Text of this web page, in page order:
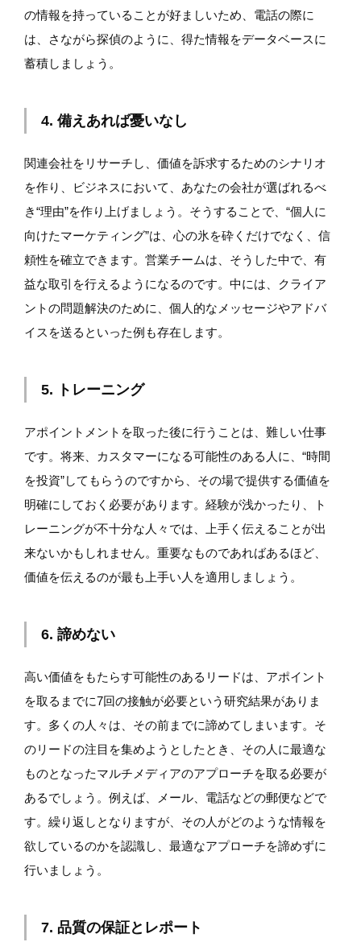
の情報を持っていることが好ましいため、電話の際に
は、さながら探偵のように、得た情報をデータベースに
蓄積しましょう。
4. 備えあれば憂いなし
関連会社をリサーチし、価値を訴求するためのシナリオ
を作り、ビジネスにおいて、あなたの会社が選ばれるべ
き“理由”を作り上げましょう。そうすることで、“個人に
向けたマーケティング”は、心の氷を砕くだけでなく、信
頼性を確立できます。営業チームは、そうした中で、有
益な取引を行えるようになるのです。中には、クライア
ントの問題解決のために、個人的なメッセージやアドバ
イスを送るといった例も存在します。
5. トレーニング
アポイントメントを取った後に行うことは、難しい仕事
です。将来、カスタマーになる可能性のある人に、“時間
を投資”してもらうのですから、その場で提供する価値を
明確にしておく必要があります。経験が浅かったり、ト
レーニングが不十分な人々では、上手く伝えることが出
来ないかもしれません。重要なものであればあるほど、
価値を伝えるのが最も上手い人を適用しましょう。
6. 諦めない
高い価値をもたらす可能性のあるリードは、アポイント
を取るまでに7回の接触が必要という研究結果がありま
す。多くの人々は、その前までに諦めてしまいます。そ
のリードの注目を集めようとしたとき、その人に最適な
ものとなったマルチメディアのアプローチを取る必要が
あるでしょう。例えば、メール、電話などの郵便などで
す。繰り返しとなりますが、その人がどのような情報を
欲しているのかを認識し、最適なアプローチを諦めずに
行いましょう。
7. 品質の保証とレポート